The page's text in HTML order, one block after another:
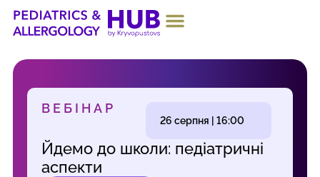
ВЕБІНАР
26 серпня | 16:00
Йдемо до школи: педіатричні
аспекти